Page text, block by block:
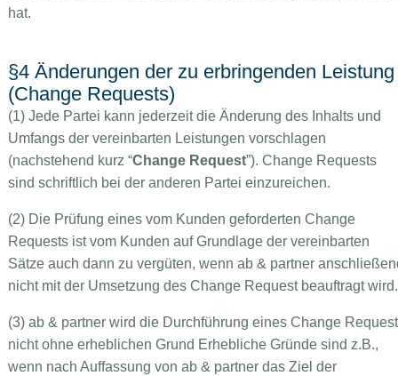
hat.
§4 Änderungen der zu erbringenden Leistung
(Change Requests)
(1) Jede Partei kann jederzeit die Änderung des Inhalts und
Umfangs der vereinbarten Leistungen vorschlagen
(nachstehend kurz “Change Request”). Change Requests
sind schriftlich bei der anderen Partei einzureichen.
(2) Die Prüfung eines vom Kunden geforderten Change
Requests ist vom Kunden auf Grundlage der vereinbarten
Sätze auch dann zu vergüten, wenn ab & partner
nicht mit der Umsetzung des Change Request beauftragt wird.
(3) ab & partner wird die Durchführung eines Change
nicht ohne erheblichen Grund Erhebliche Gründe sind z.B.,
wenn nach Auffassung von ab & partner das Ziel der